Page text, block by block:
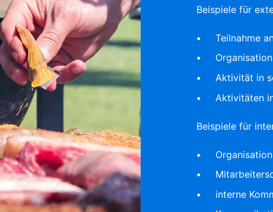
Beispiele für
Teilnahme
Aktivität in
Aktivitäten
Beispiele für
interne